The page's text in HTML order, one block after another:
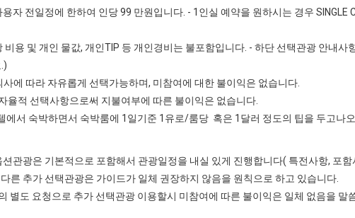
자 전일정에 한하여 인당 99 만원입니다. - 1인실 예약을 원하시는 경우 SINGLE
비용 및 개인 물값, 개인TIP 등 개인경비는 불포함입니다. - 하단 선택관광 안내사
에 따라 자유롭게 선택가능하며, 미참여에 대한 불이익은 없습니다.
율적 선택사항으로써 지불여부에 따른 불이익은 없습니다.
서 숙박하면서 숙박룸에 1일기준 1유로/룸당 혹은 1달러 정도의 팁을 두고나
관광은 기본적으로 포함해서 관광일정을 내실 있게 진행합니다( 특전사항, 포함
른 추가 선택관광은 가이드가 일체 권장하지 않음을 원칙으로 하고 있습니다.
별도 요청으로 추가 선택관광 이용할시 미참여에 따른 불이익은 일체 없음을 말